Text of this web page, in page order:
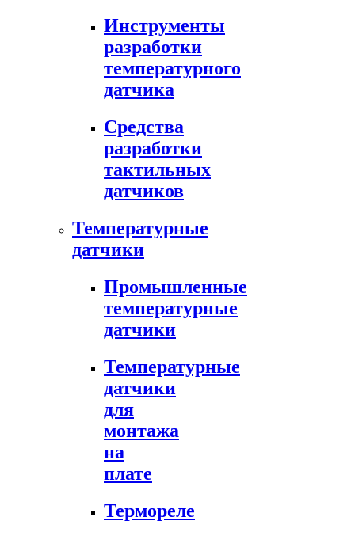
Инструменты
разработки
температурного
датчика
Средства
разработки
тактильных
датчиков
Температурные
датчики
Промышленные
температурные
датчики
Температурные
датчики
для
монтажа
на
плате
Термореле